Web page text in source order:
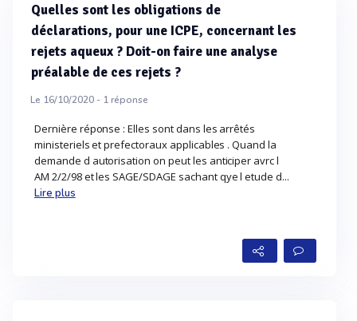
Quelles sont les obligations de
déclarations, pour une ICPE, concernant les
rejets aqueux ? Doit-on faire une analyse
préalable de ces rejets ?
Le 16/10/2020 - 1réponse
Dernière réponse : Elles sont dans les arrêtés
ministeriels et prefectoraux applicables . Quand la
demande d autorisation on peut les anticiper avrc l
AM 2/2/98 et les SAGE/SDAGE sachant qye l etude d...
Lire plus